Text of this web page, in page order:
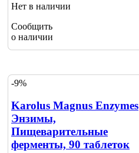
Нет в наличии
Сообщить
о наличии
-9%
Karolus Magnus Enzymes
Энзимы,
Пищеварительные
ферменты, 90 таблеток